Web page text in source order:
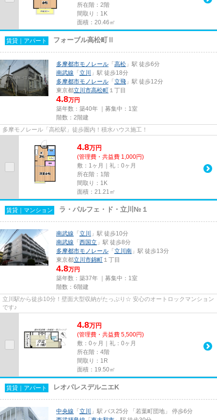
所在階：2階
間取り：1K
面積：20.46㎡
賃貸｜アパート フォーブル高松町Ⅱ
多摩都市モノレール 「高松 」駅 徒歩6分
南武線 「立川
」駅 徒歩18分
多摩都市モノレール 「立飛 」駅 徒歩12分
東京都立川市高松町 １丁目
4.8万円
築年数：築40年 ｜募集中： 1室
階数：2階建
多摩モノレール「高松駅」徒歩圏内！積水ハウス施工！
4.8万円
(管理費・共益費 1,000円)
敷：1ヶ月｜礼：0ヶ月
所在階：1階
間取り：1K
面積：21.21㎡
賃貸｜マンション ラ・パルフェ・ド・立川№１
南武線 「立川
」駅 徒歩10分
南武線 「西国立 」駅 徒歩8分
多摩都市モノレール 「立川南 」駅 徒歩13分
東京都立川市錦町 １丁目
4.8万円
築年数：築37年 ｜募集中： 1室
階数：6階建
立川駅から徒歩10分！壁面大型収納がたっぷり☆ 安心のオートロックマンション
です♪
4.8万円
(管理費・共益費 5,500円)
敷：0ヶ月｜礼：0ヶ月
所在階：4階
間取り：1R
面積：19.50㎡
賃貸｜アパート レオパレスデルニエK
中央線 「立川
」駅 バス25分 「若葉町団地」 停歩6分